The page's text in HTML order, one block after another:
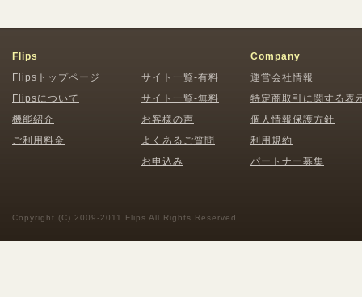
Flips
Flipsトップページ
Flipsについて
機能紹介
ご利用料金
サイト一覧-有料
サイト一覧-無料
お客様の声
よくあるご質問
お申込み
Company
運営会社情報
特定商取引に関する表
個人情報保護方針
利用規約
パートナー募集
Copyright (C) 2009-2011 Flips All Rights Reserved.